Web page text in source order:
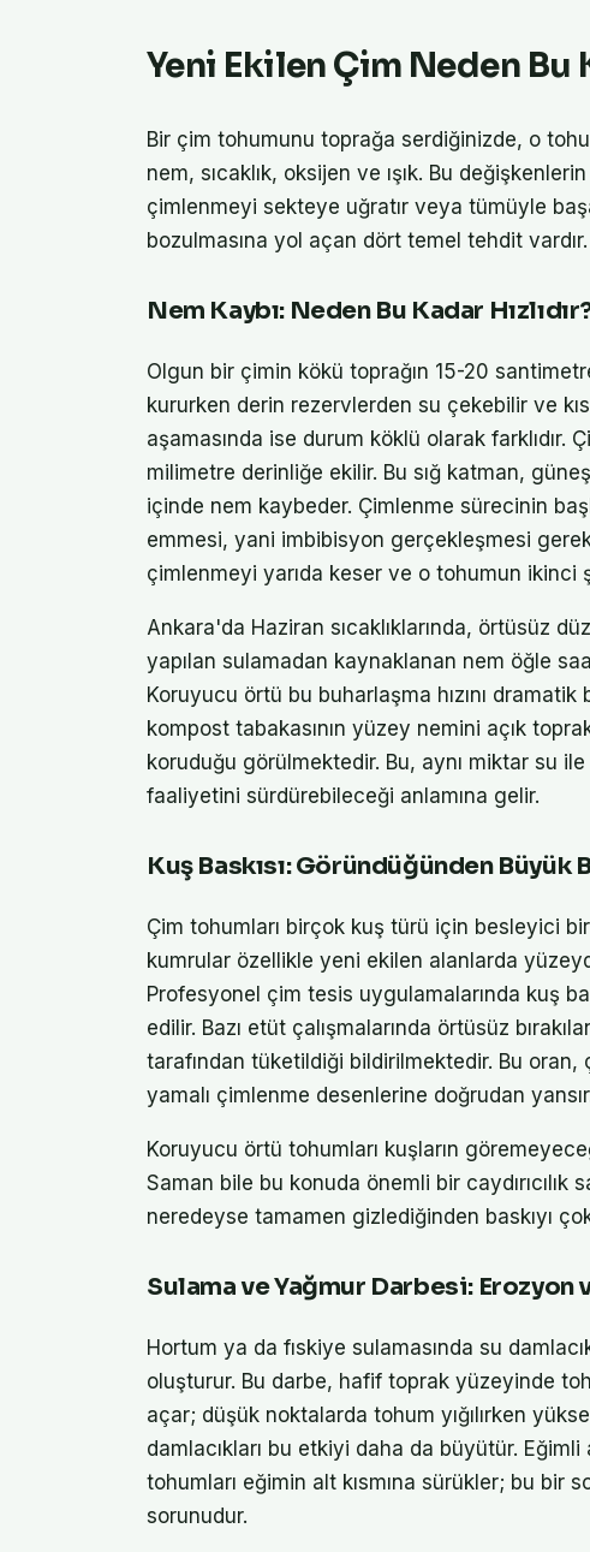
Yeni Ekilen Çim Neden Bu
Bir çim tohumunu toprağa serdiğinizde, o
nem, sıcaklık, oksijen ve ışık. Bu
çimlenmeyi sekteye uğratır veya tümüyle
bozulmasına yol açan dört temel tehdit vardır.
Nem Kaybı: Neden Bu Kadar
Olgun bir çimin kökü toprağın 15-20
kururken derin rezervlerden su çekebilir ve
aşamasında ise durum köklü olarak farklıdır.
milimetre derinliğe ekilir. Bu sığ katman,
içinde nem kaybeder. Çimlenme sürecinin
emmesi, yani imbibisyon gerçekleşmesi
çimlenmeyi yarıda keser ve o tohumun ikinci
Ankara'da Haziran sıcaklıklarında, örtüsüz
yapılan sulamadan kaynaklanan nem öğle
Koruyucu örtü bu buharlaşma hızını
kompost tabakasının yüzey nemini açık
koruduğu görülmektedir. Bu, aynı miktar su
faaliyetini sürdürebileceği anlamına gelir.
Kuş Baskısı: Göründüğünden Büyük
Çim tohumları birçok kuş türü için besleyici bir
kumrular özellikle yeni ekilen alanlarda
Profesyonel çim tesis uygulamalarında kuş
edilir. Bazı etüt çalışmalarında örtüsüz
tarafından tüketildiği bildirilmektedir. Bu
yamalı çimlenme desenlerine doğrudan
Koruyucu örtü tohumları kuşların
Saman bile bu konuda önemli bir
neredeyse tamamen gizlediğinden baskıyı
Sulama ve Yağmur Darbesi: Erozyon
Hortum ya da fıskiye sulamasında su
oluşturur. Bu darbe, hafif toprak yüzeyinde
açar; düşük noktalarda tohum yığılırken
damlacıkları bu etkiyi daha da büyütür.
tohumları eğimin alt kısmına sürükler; bu bir
sorunudur.